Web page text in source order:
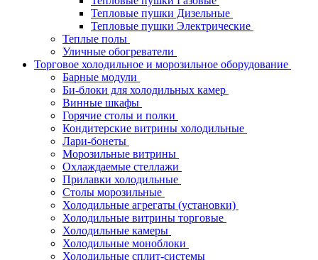
Тепловые пушки Дизельные
Тепловые пушки Электрические
Теплые полы
Уличные обогреватели
Торговое холодильное и морозильное оборудование
Барные модули
Би-блоки для холодильных камер
Винные шкафы
Горячие столы и полки
Кондитерские витрины холодильные
Лари-бонеты
Морозильные витрины
Охлаждаемые стеллажи
Прилавки холодильные
Столы морозильные
Холодильные агрегаты (установки)
Холодильные витрины торговые
Холодильные камеры
Холодильные моноблоки
Холодильные сплит-системы